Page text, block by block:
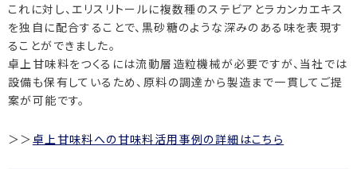
これに対し、エリスリトールに複数種のステビアとラカンカエキス
を独自に配合することで、黒砂糖のような深みのある味を表現す
ることができました。
卓上甘味料をつくるには流動層造粒機械が必要ですが、当社では
設備も保有しているため、原料の調達から製造まで一貫してご提
案が可能です。
＞＞卓上甘味料への甘味料活用事例の詳細はこちら